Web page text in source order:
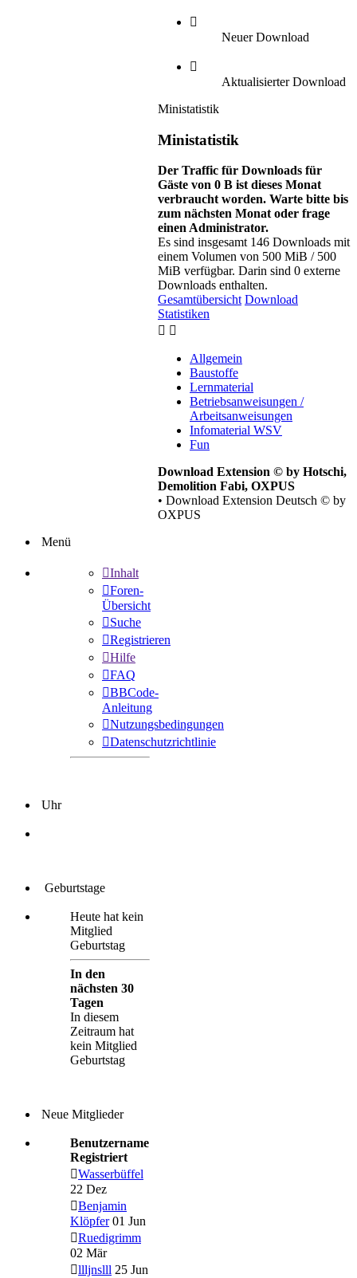
Neuer Download
Aktualisierter Download
Ministatistik
Ministatistik
Der Traffic für Downloads für
Gäste von 0 B ist dieses Monat
verbraucht worden. Warte bitte bis
zum nächsten Monat oder frage
einen Administrator.
Es sind insgesamt 146 Downloads mit
einem Volumen von 500 MiB / 500
MiB verfügbar. Darin sind 0 externe
Downloads enthalten.
Gesamtübersicht Download
Statistiken
Allgemein
Baustoffe
Lernmaterial
Betriebsanweisungen /
Arbeitsanweisungen
Infomaterial WSV
Fun
Download Extension © by Hotschi,
Demolition Fabi, OXPUS
• Download Extension Deutsch © by
OXPUS
Menü
Inhalt
Foren-
Übersicht
Suche
Registrieren
Hilfe
FAQ
BBCode-
Anleitung
Nutzungsbedingungen
Datenschutzrichtlinie
Uhr
Geburtstage
Heute hat kein
Mitglied
Geburtstag
In den
nächsten 30
Tagen
In diesem
Zeitraum hat
kein Mitglied
Geburtstag
Neue Mitglieder
Benutzername
Registriert
Wasserbüffel
22 Dez
Benjamin
Klöpfer 01 Jun
Ruedigrimm
02 Mär
llljnslll 25 Jun